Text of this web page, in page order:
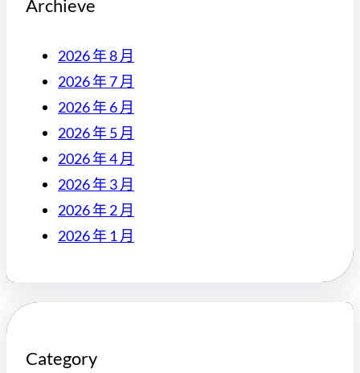
Archieve
2026 年 8 月
2026 年 7 月
2026 年 6 月
2026 年 5 月
2026 年 4 月
2026 年 3 月
2026 年 2 月
2026 年 1 月
Category